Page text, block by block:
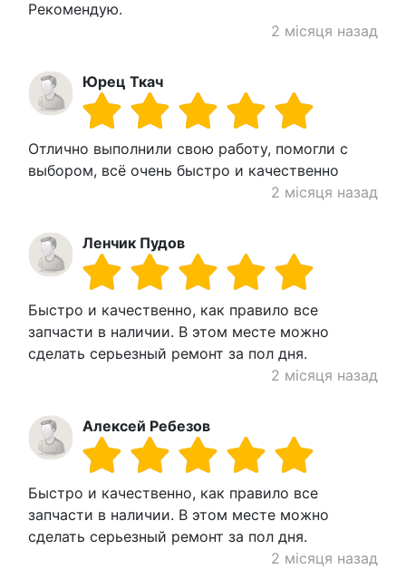
Рекомендую.
2 місяця назад
Юрец Ткач
Отлично выполнили свою работу, помогли с
выбором, всё очень быстро и качественно
2 місяця назад
Ленчик Пудов
Быстро и качественно, как правило все
запчасти в наличии. В этом месте можно
сделать серьезный ремонт за пол дня.
2 місяця назад
Алексей Ребезов
Быстро и качественно, как правило все
запчасти в наличии. В этом месте можно
сделать серьезный ремонт за пол дня.
2 місяця назад